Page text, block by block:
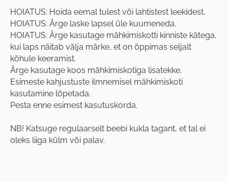
HOIATUS: Hoida eemal tulest või lahtistest leekidest.
HOIATUS: Ärge laske lapsel üle kuumeneda.
HOIATUS: Ärge kasutage mähkimiskotti kinniste kätega,
kui laps näitab välja märke, et on õppimas seljalt
kõhule keeramist.
Ärge kasutage koos mähkimiskotiga lisatekke.
Esimeste kahjustuste ilmnemisel mähkimiskoti
kasutamine lõpetada.
Pesta enne esimest kasutuskorda.
NB! Katsuge regulaarselt beebi kukla tagant, et tal ei
oleks liiga külm või palav.